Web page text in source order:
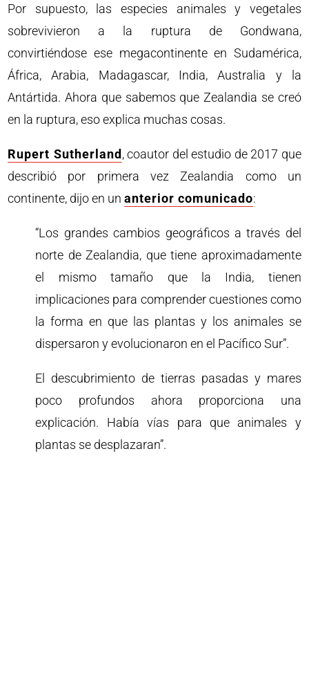
Por supuesto, las especies animales y vegetales
sobrevivieron a la ruptura de Gondwana,
convirtiéndose ese megacontinente en Sudamérica,
África, Arabia, Madagascar, India, Australia y la
Antártida. Ahora que sabemos que Zealandia se creó
en la ruptura, eso explica muchas cosas.
Rupert Sutherland , coautor del estudio de 2017 que
describió por primera vez Zealandia como un
continente, dijo en unanterior comunicado:
“Los grandes cambios geográficos a través del
norte de Zealandia, que tiene aproximadamente
el mismo tamaño que la India, tienen
implicaciones para comprender cuestiones como
la forma en que las plantas y los animales se
dispersaron y evolucionaron en el Pacífico Sur”.
El descubrimiento de tierras pasadas y mares
poco profundos ahora proporciona una
explicación. Había vías para que animales y
plantas se desplazaran”.